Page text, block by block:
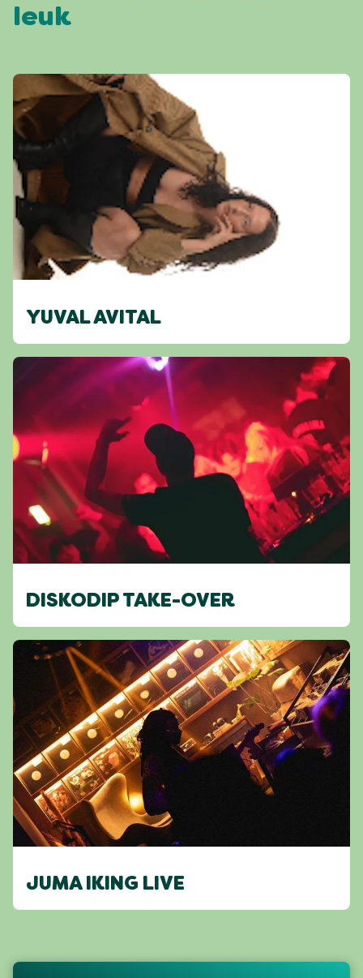
leuk
YUVAL AVITAL
DISKODIP TAKE-OVER
JUMA IKING LIVE